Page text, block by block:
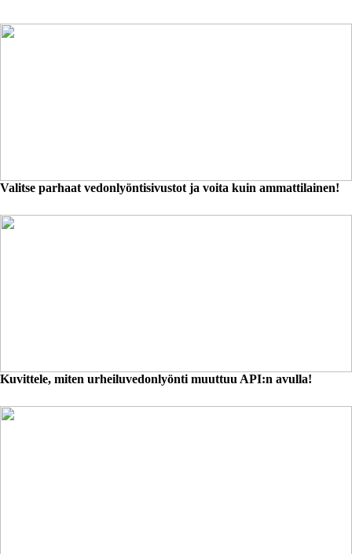
Valitse parhaat vedonlyöntisivustot ja voita kuin ammattilainen!
Kuvittele, miten urheiluvedonlyönti muuttuu API:n avulla!